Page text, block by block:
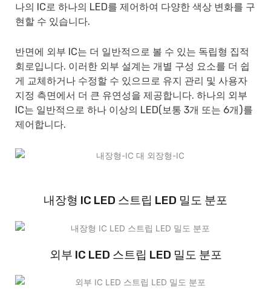
나의 IC로 하나의 LED를 제어하여 다양한 색상 변화를 구
현할 수 있습니다.
반면에 외부 IC는 더 일반적으로 볼 수 있는 독립형 집적
회로입니다. 이러한 외부 설계는 개별 구성 요소를 더 쉽
게 교체하거나 수정할 수 있으므로 유지 관리 및 사용자
지정 측면에서 더 큰 유연성을 제공합니다. 하나의 외부
IC는 일반적으로 하나 이상의 LED(보통 3개 또는 6개)를
제어합니다.
내장형 IC LED 스트립 LED 밀도 분포
외부 IC LED 스트립 LED 밀도 분포